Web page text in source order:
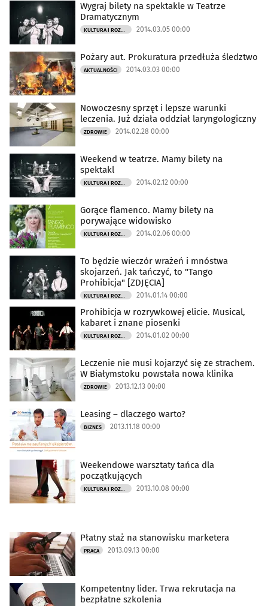
Wygraj bilety na spektakle w Teatrze
Dramatycznym
KULTURA I ROZRYWKA 2014.03.05 00:00
Pożary aut. Prokuratura przedłuża śledztwo
AKTUALNOŚCI 2014.03.03 00:00
Nowoczesny sprzęt i lepsze warunki
leczenia. Już działa oddział laryngologiczny
ZDROWIE 2014.02.28 00:00
Weekend w teatrze. Mamy bilety na
spektakl
KULTURA I ROZRYWKA 2014.02.12 00:00
Gorące flamenco. Mamy bilety na
porywające widowisko
KULTURA I ROZRYWKA 2014.02.06 00:00
To będzie wieczór wrażeń i mnóstwa
skojarzeń. Jak tańczyć, to "Tango
Prohibicja" [ZDJĘCIA]
KULTURA I ROZRYWKA 2014.01.14 00:00
Prohibicja w rozrywkowej elicie. Musical,
kabaret i znane piosenki
KULTURA I ROZRYWKA 2014.01.02 00:00
Leczenie nie musi kojarzyć się ze strachem.
W Białymstoku powstała nowa klinika
ZDROWIE 2013.12.13 00:00
Leasing – dlaczego warto?
BIZNES 2013.11.18 00:00
Weekendowe warsztaty tańca dla
początkujących
KULTURA I ROZRYWKA 2013.10.08 00:00
Płatny staż na stanowisku marketera
PRACA 2013.09.13 00:00
Kompetentny lider. Trwa rekrutacja na
bezpłatne szkolenia